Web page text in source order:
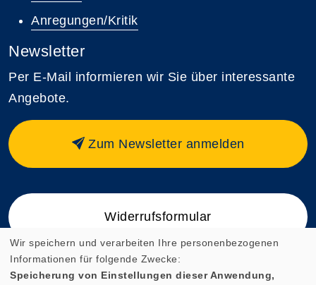
Anregungen/Kritik
Newsletter
Per E-Mail informieren wir Sie über interessante
Angebote.
Zum Newsletter anmelden
Widerrufsformular
Wir speichern und verarbeiten Ihre personenbezogenen
Informationen für folgende Zwecke:
Speicherung von Einstellungen dieser Anwendung,